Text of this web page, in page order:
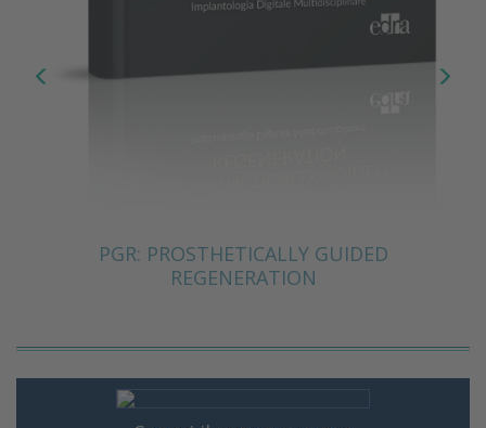
PGR: PROSTHETICALLY GUIDED
REGENERATION